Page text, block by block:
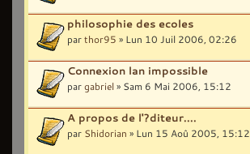
philosophie des ecoles
parthor95 » Lun 10 Juil 2006, 02:26
Connexion lan impossible
pargabriel» Sam 6 Mai 2006, 15:12
A propos de l'?diteur....
par Shidorian » Lun 15 Aoû 2005, 15:12